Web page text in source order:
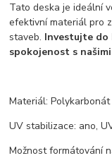
Tato deska je ideální
efektivní materiál pro
staveb. Investujte do
spokojenost s
Materiál: Polykarbonát
UV stabilizace: ano,
Možnost formátování